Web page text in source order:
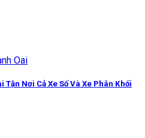
Tận Nơi Cả Xe Số Và Xe Phân Khối